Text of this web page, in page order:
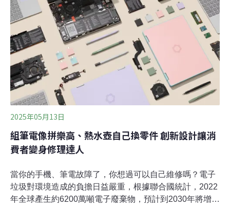
的快科技產品有行動電源、充電線、日落投影燈、夜光馬
桶蓋、迷你卡拉OK機、LED 氣球燈。產品品質一般、容
易損壞，不難想見，很少人會選擇送修，還不如再買一個
新的。Material Focus指出，英國每年丟
2025年05月13日
組筆電像拼樂高、熱水壺自己換零件 創新設計讓消
費者變身修理達人
當你的手機、筆電故障了，你想過可以自己維修嗎？電子
垃圾對環境造成的負擔日益嚴重，根據聯合國統計，2022
年全球產生約6200萬噸電子廢棄物，預計到2030年將增至